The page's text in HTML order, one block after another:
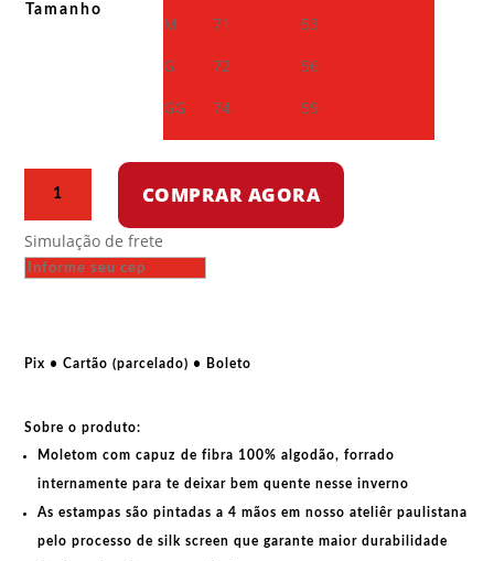
Tamanho
M
71
53
G
72
56
GG
74 59
-
Liberdade
quantidade
COMPRAR AGORA
Simulação de frete
Pix • Cartão (parcelado) • Boleto
Sobre o produto:
Moletom com capuz de fibra 100% algodão, forrado
internamente para te deixar bem quente nesse inverno
As estampas são pintadas a 4 mãos em nosso ateliêr paulistana
pelo processo de silk screen que garante maior durabilidade